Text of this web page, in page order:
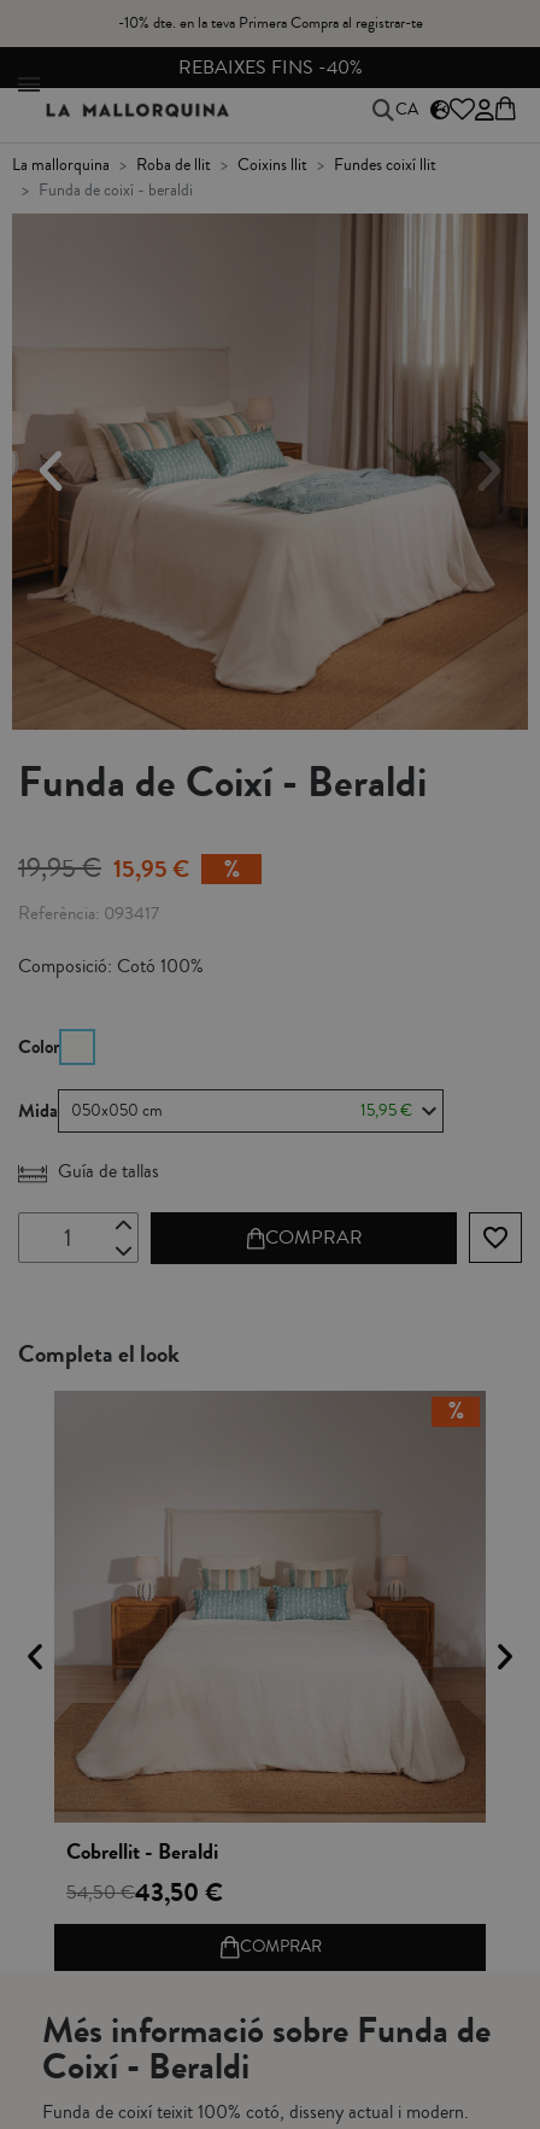
-10% dte. en la teva Primera Compra al registrar-te
CANVIS I DEVOLUCIONS GRATIS A PENÍNSULA
CA
la mallorquina roba de llit coixins llit
fundes coixí llit
funda de coixí - beraldi
Funda de Coixí - Beraldi
19,95 € 15,95 €
Referència 093417
Composició: Cotó 100%
Color
Mida 050x050 cm 15,95 €
Guía de tallas
COMPRAR favorite_border
Completa el look
Cobrellit - Beraldi
54,50 €43,50 €
COMPRAR
Més informació sobre Funda de
Coixí - Beraldi
Funda de coixí teixit 100% cotó, disseny actual i modern.